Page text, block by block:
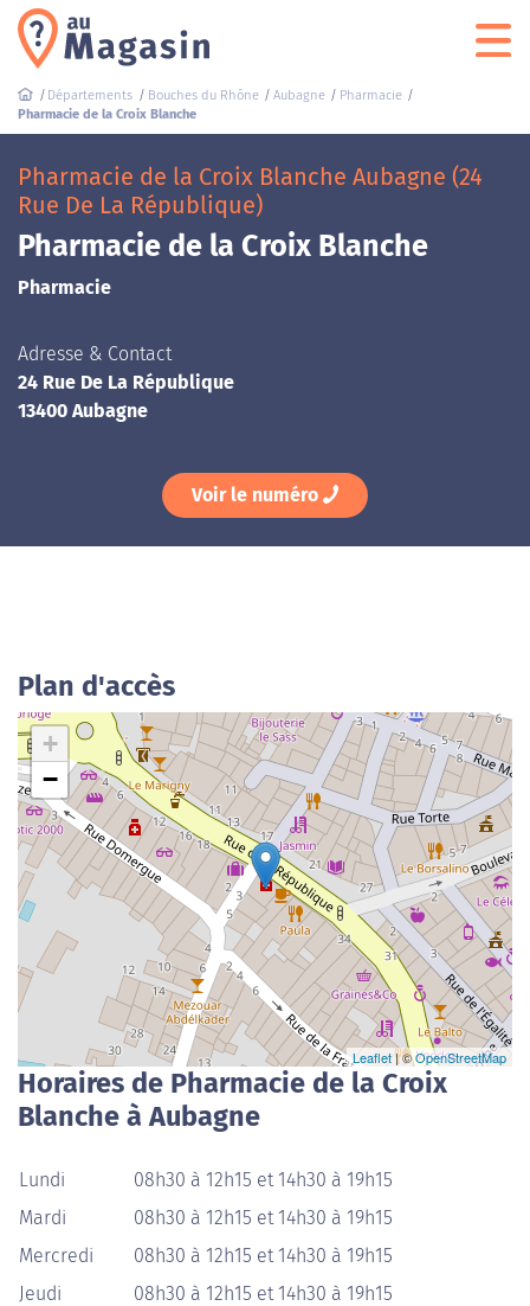
Départements Bouches du Rhône Aubagne
Pharmacie
Pharmacie de la Croix Blanche
Pharmacie de la Croix Blanche Aubagne (24
Rue De La République)
Pharmacie de la Croix Blanche
Pharmacie
Adresse & Contact
24 Rue De La République
13400 Aubagne
Voir le numéro
Plan d'accès
+
−
Leaflet| ©OpenStreetMap
Horaires de Pharmacie de la Croix
Blanche à Aubagne
Lundi
08h30 à 12h15 et 14h30 à 19h15
Mardi
08h30 à 12h15 et 14h30 à 19h15
Mercredi
08h30 à 12h15 et 14h30 à 19h15
Jeudi
08h30 à 12h15 et 14h30 à 19h15